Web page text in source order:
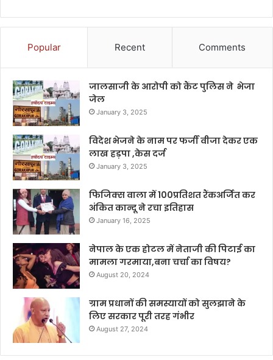
Popular Recent Comments
जालसाजी के आरोपी को कैंट पुलिस ने भेजा
जेल
January 3, 2025
विदेश भेजने के नाम पर फर्जी वीजा देकर एक
लाख हड़पा ,केस दर्ज
January 3, 2025
फिजिक्स वाला में 100प्रतिशत रैंकअर्जित कर
अंकित कान्दू ने रचा इतिहास
January 16, 2025
नेपाल के एक होटल में नेताजी की पिटाई का
मामला गरमाया,बना चर्चा का विषय?
August 20, 2024
ग्राम प्रधानों की समस्यायों को सुलझाने के
लिए सरकार पूरी तरह गंभीर
August 27, 2024